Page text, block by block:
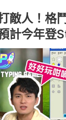
敵人！格
計今年登